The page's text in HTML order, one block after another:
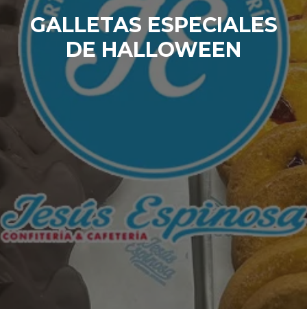
GALLETAS ESPECIALES
DE HALLOWEEN